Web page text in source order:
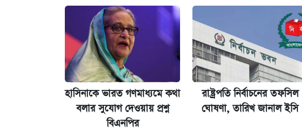
হাসিনাকে ভারত গণমাধ্যমে কথা
বলার সুযোগ দেওয়ায় প্রশ্ন
বিএনপির
রাষ্ট্রপতি নির্বাচনের তফসিল
ঘোষণা, তারিখ জানাল ইসি